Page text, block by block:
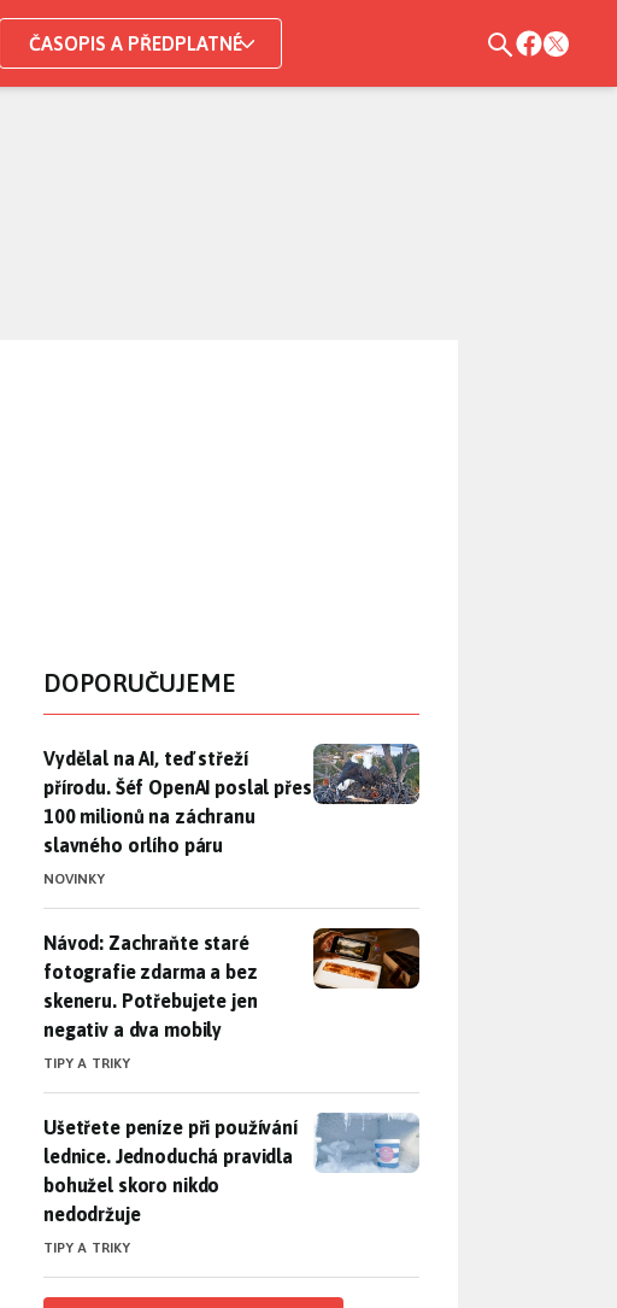
ČASOPIS A PŘEDPLATNÉ
DOPORUČUJEME
Vydělal na AI, teď střeží přírodu. Šéf OpenAI poslal přes 100
Vydělal na AI, teď střeží
přírodu. Šéf OpenAI poslal přes
100 milionů na záchranu
slavného orlího páru
NOVINKY
Návod: Zachraňte staré fotografie zdarma a bez skeneru.
Návod: Zachraňte staré
fotografie zdarma a bez
skeneru. Potřebujete jen
negativ a dva mobily
TIPY A TRIKY
Ušetřete peníze při používání lednice. Jednoduchá pravidla
Ušetřete peníze při používání
lednice. Jednoduchá pravidla
bohužel skoro nikdo
nedodržuje
TIPY A TRIKY